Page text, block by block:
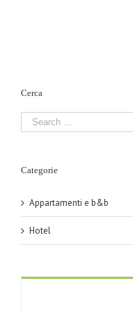
Cerca
Categorie
Appartamenti e b&b
Hotel